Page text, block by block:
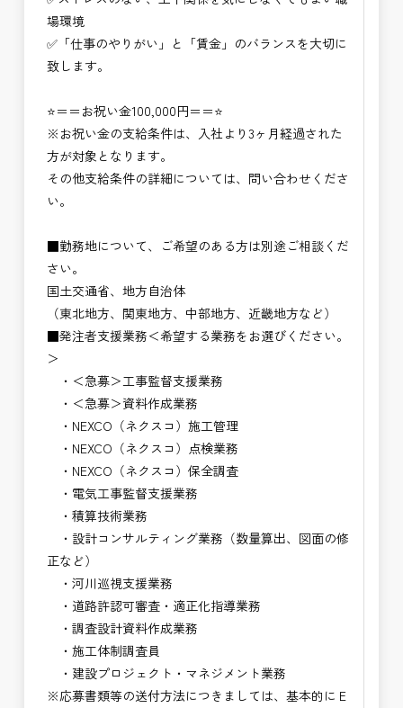
頂きたいと思います。
場環境
✅「仕事のやりがい」と「賃金」のバランスを大切に
致します。
⭐＝＝お祝い金100,000円＝＝⭐
※お祝い金の支給条件は、入社より3ヶ月経過された
方が対象となります。
その他支給条件の詳細については、問い合わせくださ
い。
■勤務地について、ご希望のある方は別途ご相談くだ
さい。
国土交通省、地方自治体
（東北地方、関東地方、中部地方、近畿地方など）
■発注者支援業務＜希望する業務をお選びください。
＞
・＜急募＞工事監督支援業務
・＜急募＞資料作成業務
・NEXCO（ネクスコ）施工管理
・NEXCO（ネクスコ）点検業務
・NEXCO（ネクスコ）保全調査
・電気工事監督支援業務
・積算技術業務
・設計コンサルティング業務（数量算出、図面の修
正など）
・河川巡視支援業務
・道路許認可審査・適正化指導業務
・調査設計資料作成業務
・施工体制調査員
・建設プロジェクト・マネジメント業務
※応募書類等の送付方法につきましては、基本的にＥ